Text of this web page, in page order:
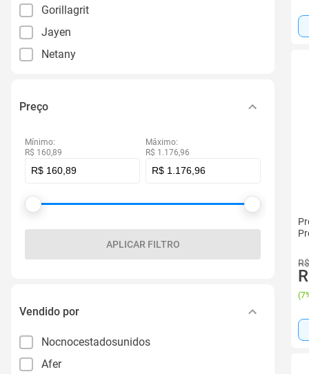
Gorillagrit
Jayen
Netany
Preço
Mínimo:
R$ 160,89
Máximo:
R$ 1.176,96
APLICAR FILTRO
Vendido por
Nocnocestadosunidos
Afer
(